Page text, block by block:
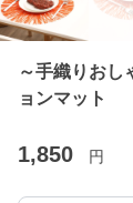
～手織りおし
ョンマット
1,850 円